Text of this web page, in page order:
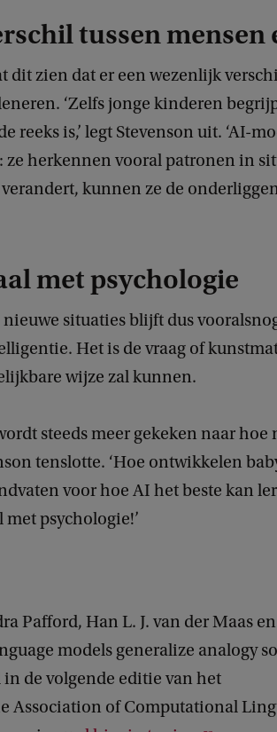
tussen mensen
dit zien dat er een wezenlijk
‘Zelfs jonge kinderen
reeks is,’ legt Stevenson uit. ‘AI-
herkennen vooral patronen in
kunnen ze de
met psychologie
situaties blijft dus
Het is de vraag of
wijze zal kunnen.
steeds meer gekeken naar hoe
tenslotte. ‘Hoe ontwikkelen
voor hoe AI het beste kan
psychologie!’
Pafford, Han L. J. van der Maas
models generalize analogy
de volgende editie van het
Association of Computational